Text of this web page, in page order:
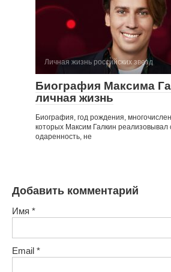
Личная жизнь российских звезд
Биография Максима
личная жизнь
Биография, год рождения,
которых Максим Галкин
одаренность, не
Добавить комментарий
Имя *
Email *